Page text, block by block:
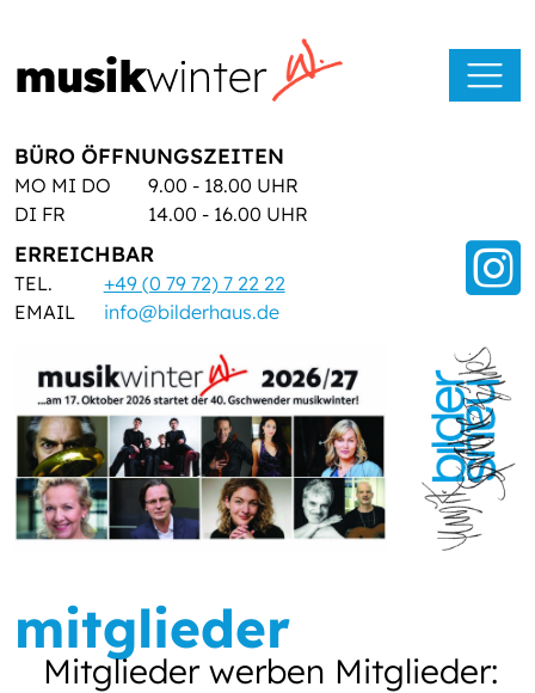
BÜRO ÖFFNUNGSZEITEN
MO MI DO
DI FR
9.00 - 18.00 UHR
14.00 - 16.00 UHR
ERREICHBAR
TEL.
EMAIL
+49 (0 79 72) 7 22 22
info@bilderhaus.de
mitglieder
Mitglieder werben Mitglieder: